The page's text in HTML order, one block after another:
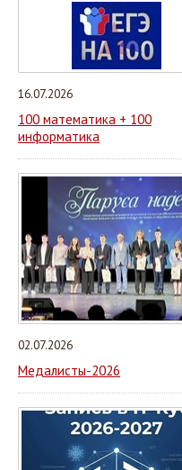
16.07.2026
100 математика + 100
информатика
02.07.2026
Медалисты-2026